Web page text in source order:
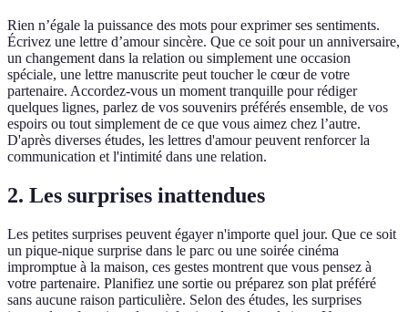
Rien n’égale la puissance des mots pour exprimer ses sentiments.
Écrivez une lettre d’amour sincère. Que ce soit pour un anniversaire,
un changement dans la relation ou simplement une occasion
spéciale, une lettre manuscrite peut toucher le cœur de votre
partenaire. Accordez-vous un moment tranquille pour rédiger
quelques lignes, parlez de vos souvenirs préférés ensemble, de vos
espoirs ou tout simplement de ce que vous aimez chez l’autre.
D'après diverses études, les lettres d'amour peuvent renforcer la
communication et l'intimité dans une relation.
2. Les surprises inattendues
Les petites surprises peuvent égayer n'importe quel jour. Que ce soit
un pique-nique surprise dans le parc ou une soirée cinéma
impromptue à la maison, ces gestes montrent que vous pensez à
votre partenaire. Planifiez une sortie ou préparez son plat préféré
sans aucune raison particulière. Selon des études, les surprises